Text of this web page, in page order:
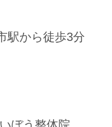
から徒歩3分